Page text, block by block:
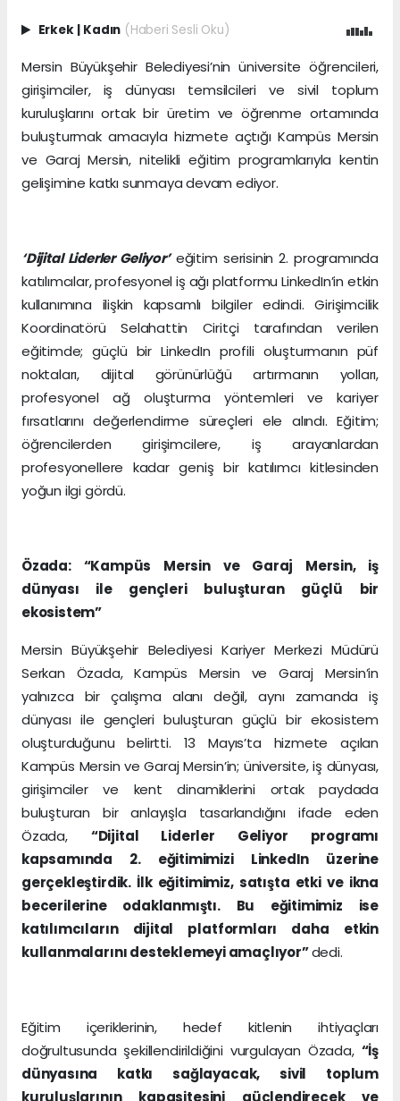
Erkek | Kadın (Haberi Sesli Oku)
Mersin Büyükşehir Belediyesi’nin üniversite öğrencileri,
girişimciler, iş dünyası temsilcileri ve sivil toplum
kuruluşlarını ortak bir üretim ve öğrenme ortamında
buluşturmak amacıyla hizmete açtığı Kampüs Mersin
ve Garaj Mersin, nitelikli eğitim programlarıyla kentin
gelişimine katkı sunmaya devam ediyor.
‘Dijital Liderler Geliyor’eğitim serisinin 2. programında
katılımcılar, profesyonel iş ağı platformu LinkedIn’in etkin
kullanımına ilişkin kapsamlı bilgiler edindi. Girişimcilik
Koordinatörü Selahattin Ciritçi tarafından verilen
eğitimde; güçlü bir LinkedIn profili oluşturmanın püf
noktaları, dijital görünürlüğü artırmanın yolları,
profesyonel ağ oluşturma yöntemleri ve kariyer
fırsatlarını değerlendirme süreçleri ele alındı. Eğitim;
öğrencilerden girişimcilere, iş arayanlardan
profesyonellere kadar geniş bir katılımcı kitlesinden
yoğun ilgi gördü.
Özada: “Kampüs Mersin ve Garaj Mersin, iş
dünyası ile gençleri buluşturan güçlü bir
ekosistem”
Mersin Büyükşehir Belediyesi Kariyer Merkezi Müdürü
Serkan Özada, Kampüs Mersin ve Garaj Mersin’in
yalnızca bir çalışma alanı değil, aynı zamanda iş
dünyası ile gençleri buluşturan güçlü bir ekosistem
oluşturduğunu belirtti. 13 Mayıs’ta hizmete açılan
Kampüs Mersin ve Garaj Mersin’in; üniversite, iş dünyası,
girişimciler ve kent dinamiklerini ortak paydada
buluşturan bir anlayışla tasarlandığını ifade eden
Özada, “Dijital Liderler Geliyor programı
kapsamında 2. eğitimimizi LinkedIn üzerine
gerçekleştirdik. İlk eğitimimiz, satışta etki ve ikna
becerilerine odaklanmıştı. Bu eğitimimiz ise
katılımcıların dijital platformları daha etkin
kullanmalarını desteklemeyi amaçlıyor”dedi.
Eğitim içeriklerinin, hedef kitlenin ihtiyaçları
doğrultusunda şekillendirildiğini vurgulayan Özada, “İş
dünyasına katkı sağlayacak, sivil toplum
kuruluşlarının kapasitesini güçlendirecek ve